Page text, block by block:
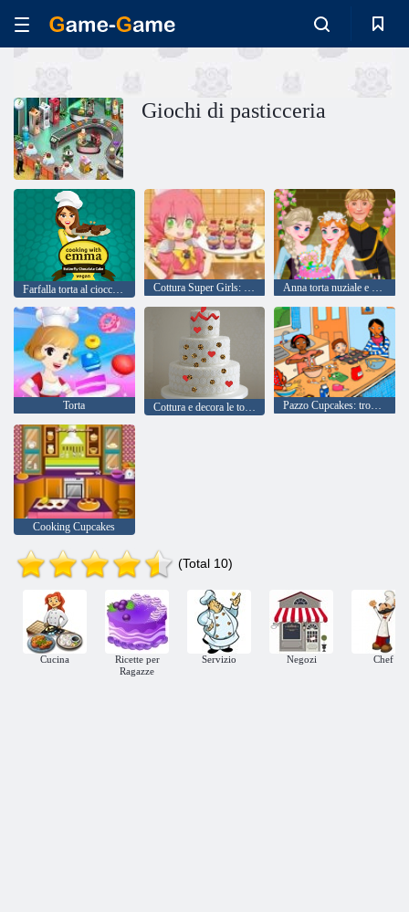
Giochi di pasticceria
Farfalla torta al cioccolato: Cucinare con Emma Cottura Super Girls: Cupcakes Anna torta nuziale e Decor
Torta Cottura e decora le torte: colorare per bambini Pazzo Cupcakes: trovare gli oggetti
Cooking Cupcakes
(Total 10)
Cucina
Ricette per
Ragazze
Servizio Negozi Chef